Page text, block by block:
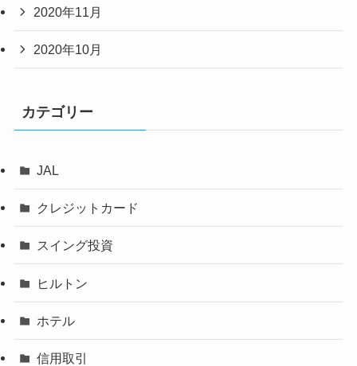
2020年11月
2020年10月
カテゴリー
JAL
クレジットカード
スイング投資
ヒルトン
ホテル
信用取引